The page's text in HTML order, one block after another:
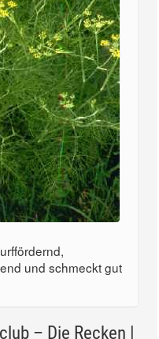
und schmeckt gut
– Die Recken |